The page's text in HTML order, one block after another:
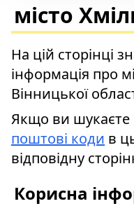
місто
На цій сторінці
інформація про
Вінницької
Якщо ви шукаєте
поштові коди в
відповідну
Корисна